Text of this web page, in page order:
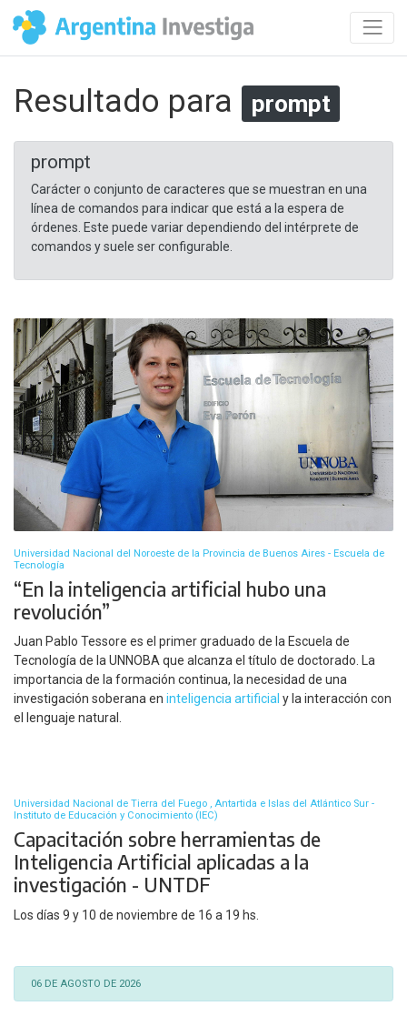
Resultado para prompt
prompt
Carácter o conjunto de caracteres que se muestran en una
línea de comandos para indicar que está a la espera de
órdenes. Este puede variar dependiendo del intérprete de
comandos y suele ser configurable.
Universidad Nacional del Noroeste de la Provincia de Buenos Aires - Escuela de
Tecnología
“En la inteligencia artificial hubo una
revolución”
Juan Pablo Tessore es el primer graduado de la Escuela de
Tecnología de la UNNOBA que alcanza el título de doctorado. La
importancia de la formación continua, la necesidad de una
investigación soberana en inteligencia artificial y la interacción con
el lenguaje natural.
Universidad Nacional de Tierra del Fuego , Antartida e Islas del Atlántico Sur -
Instituto de Educación y Conocimiento (IEC)
Capacitación sobre herramientas de
Inteligencia Artificial aplicadas a la
investigación - UNTDF
Los días 9 y 10 de noviembre de 16 a 19 hs.
06 DE AGOSTO DE 2026